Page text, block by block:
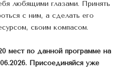
любящими глазами. Принять
с ним, а сделать его
своим компасом.
мест по данной программе на
Присоединяйся уже